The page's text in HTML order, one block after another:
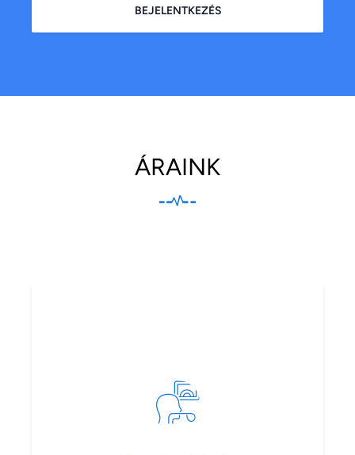
BEJELENTKEZÉS
ÁRAINK